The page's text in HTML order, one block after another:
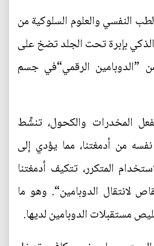
النفسي والعلوم السلوكية من
بإبرة تحت الجلد تضخ على
الرقمي“في جسم
المخدرات والكحول، تنشِّط
من أدمغتنا، مما يؤدي إلى
المتكرر، تتكيف أدمغتنا
لانتقال الدوبامين“. وهو ما
مستقبلات الدوبامين لديها.